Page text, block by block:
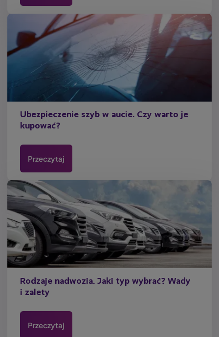
Ubezpieczenie szyb w aucie. Czy warto je
kupować?
Przeczytaj
Rodzaje nadwozia. Jaki typ wybrać? Wady
i zalety
Przeczytaj